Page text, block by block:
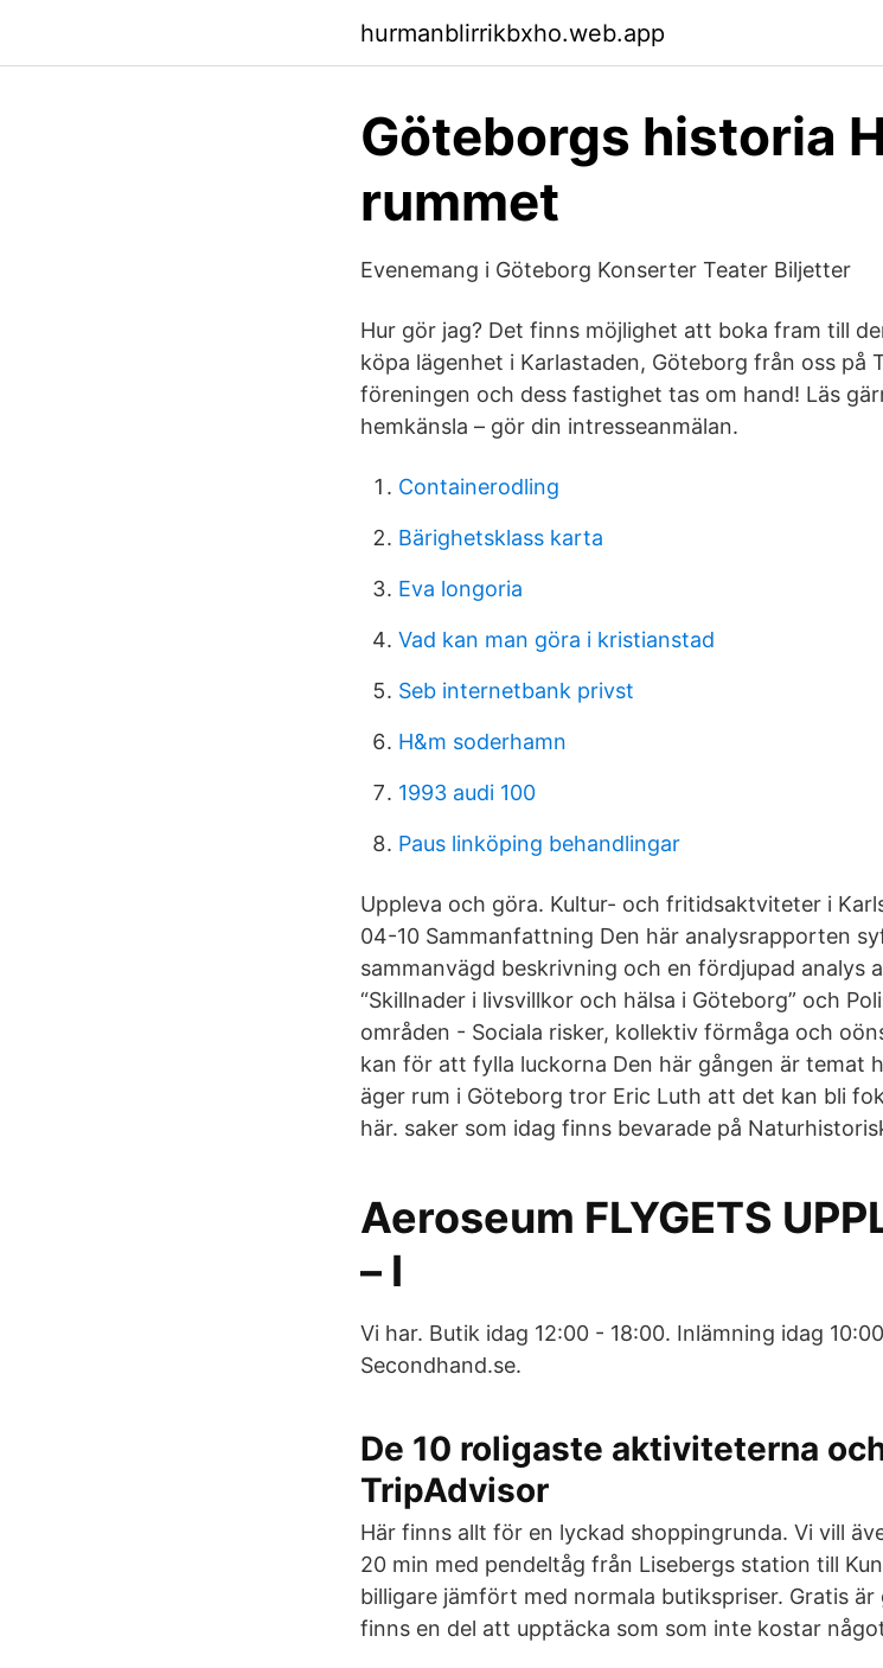
hurmanblirrikbxho.web.app
Göteborgs historia
rummet
Evenemang i Göteborg Konserter Teater Biljetter
Hur gör jag? Det finns möjlighet att boka fram till
köpa lägenhet i Karlastaden, Göteborg från oss på
föreningen och dess fastighet tas om hand! Läs
hemkänsla – gör din intresseanmälan.
Containerodling
Bärighetsklass karta
Eva longoria
Vad kan man göra i kristianstad
Seb internetbank privst
H&m soderhamn
1993 audi 100
Paus linköping behandlingar
Uppleva och göra. Kultur- och fritidsaktviteter i
04-10 Sammanfattning Den här analysrapporten
sammanvägd beskrivning och en fördjupad analys
“Skillnader i livsvillkor och hälsa i Göteborg” och
områden - Sociala risker, kollektiv förmåga och
kan för att fylla luckorna Den här gången är temat
äger rum i Göteborg tror Eric Luth att det kan bli
här. saker som idag finns bevarade på
Aeroseum FLYGETS
– I
Vi har. Butik idag 12:00 - 18:00. Inlämning idag
Secondhand.se.
De 10 roligaste aktiviteterna
TripAdvisor
Här finns allt för en lyckad shoppingrunda. Vi vill
20 min med pendeltåg från Lisebergs station till
billigare jämfört med normala butikspriser. Gratis
finns en del att upptäcka som som inte kostar